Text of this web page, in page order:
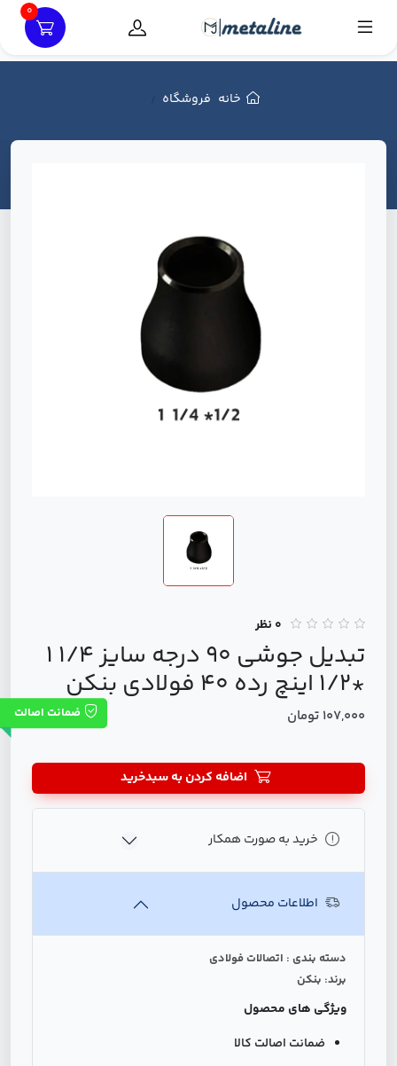
0
خانه فروشگاه
0 نظر
تبدیل جوشی 90 درجه سایز 1/4 1
*1/2 اینچ رده 40 فولادی بنکن
107,000 تومان ضمانت اصالت
اضافه کردن به سبدخرید
خرید به صورت همکار
اطلاعات محصول
دسته بندی : اتصالات فولادی
برند: بنکن
ویژگی های محصول
ضمانت اصالت کالا